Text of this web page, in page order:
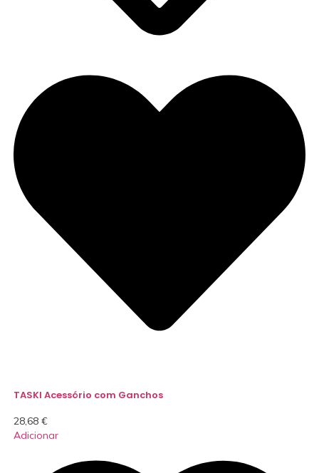
TASKI Acessório com Ganchos
28,68 €
Adicionar